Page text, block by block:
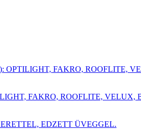
FAKRO, ROOFLITE,
FAKRO, ROOFLITE,
EDZETT ÜVEGGEL.